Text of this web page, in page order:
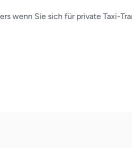
wenn Sie sich für private Taxi-